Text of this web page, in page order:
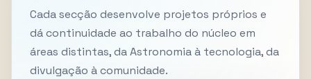
Cada secção desenvolve projetos próprios e
dá continuidade ao trabalho do núcleo em
áreas distintas, da Astronomia à tecnologia, da
divulgação à comunidade.